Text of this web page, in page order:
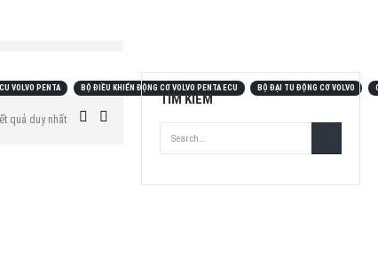
VOLVO PENTA BỘ ĐIỀU KHIỂN ĐỘNG CƠ VOLVO PENTA ECU BỘ ĐẠI TU ĐỘNG CƠ VOLVO
quả duy nhất
TÌM KIẾM